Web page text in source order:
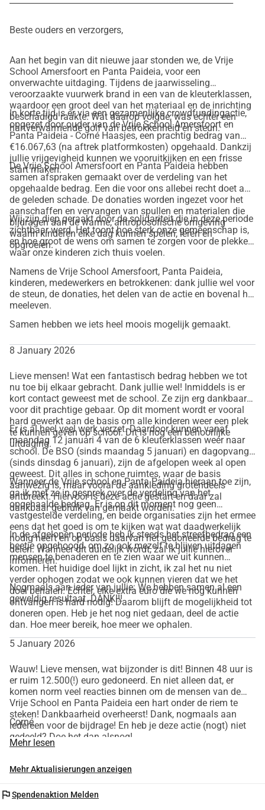
Ein großer Teil wird sicherlich von der Versicherung
möglicherweise keinen (weiteren) Wert mehr.
  Spielzeug
  Lernmaterialien
  Vorlesebücher
  Einrichtung
  Schlafutensilien
  Dekoration
Jeder Euro ermöglicht es sowohl der Schule als auch der
Kinderbetreuung, einen Neuanfang zu machen.
Gemeinsam können wir dafür sorgen, dass unsere Kinder
wieder an einen Ort kommen, an dem sie sich sicher und
willkommen fühlen.
Was bitte ich dich?
1. Spende, was du entbehren kannst: groß oder klein, alles
hilft.
2. Teile diese Aktion mit Freunden, Familie und Kollegen. Je
mehr Menschen wissen, was passiert ist, desto mehr
können wir für unsere Kinder bewirken.
Hilf, aus diesem schwarzen Kapitel ein neues Kapitel zu
machen.
deinen Beitrag bedanken!
Corné
Beste ouders en verzorgers,
Aan het begin van dit nieuwe jaar stonden we, de Vrije
School Amersfoort en Panta Paideia, voor een
onverwachte uitdaging. Tijdens de jaarwisseling
veroorzaakte vuurwerk brand in een van de kleuterklassen,
waardoor een groot deel van het materiaal en de inrichting
beschadigd raakte. Wat daarop volgde, was echter een
hartverwarmende golf van betrokkenheid en steun.
In korte tijd is er via een gezamenlijke crowdfundingactie,
opgezet door ouder van de Vrije School Amersfoort en
Panta Paideia - Corné Haasjes, een prachtig bedrag van
€16.067,63 (na aftrek platformkosten) opgehaald. Dankzij
jullie vrijgevigheid kunnen we vooruitkijken en een frisse
start maken.
De Vrije School Amersfoort en Panta Paideia hebben
samen afspraken gemaakt over de verdeling van het
opgehaalde bedrag. Een die voor ons allebei recht doet aan
de geleden schade. De donaties worden ingezet voor het
aanschaffen en vervangen van spullen en materialen die
bijdragen aan de warme, antroposofische omgeving
waarin kinderen elke dag kunnen spelen, leren en
opgroeien.
Wij zijn diep geraakt door de solidariteit die in deze periode
zichtbaar werd. Het toont hoe sterk onze gemeenschap is,
en hoe groot de wens om samen te zorgen voor de plekken
waar onze kinderen zich thuis voelen.
Namens de Vrije School Amersfoort, Panta Paideia,
kinderen, medewerkers en betrokkenen: dank jullie wel voor
de steun, de donaties, het delen van de actie en bovenal het
meeleven.
Samen hebben we iets heel moois mogelijk gemaakt.
8 January 2026
Lieve mensen! Wat een fantastisch bedrag hebben we tot
nu toe bij elkaar gebracht. Dank jullie wel! Inmiddels is er
kort contact geweest met de school. Ze zijn erg dankbaar
voor dit prachtige gebaar. Op dit moment wordt er vooral
hard gewerkt aan de basis om alle kinderen weer een plek
te kunnen geven op school. Dit is nog een behoorlijke
uitdaging.
Er is al heel veel werk verzet. Daardoor kunnen vanaf
maandag 12 januari 4 van de 6 kleuterklassen weer naar
school. De BSO (sinds maandag 5 januari) en dagopvang
(sinds dinsdag 6 januari), zijn de afgelopen week al open
geweest. Dit alles in schone ruimtes, waar de basis
aanwezig is, maar vooral de aankleding grotendeels
ontbreekt. Hiervoor is deze actie gestart en daar zal
dankbaar gebruik van gemaakt worden.
Wanneer de Vrije school en Panta Paideia hieraan toe zijn,
ga ik met ze in gesprek over de verdeling van het
opgehaalde bedrag. Er is op dit moment nog geen
vastgestelde verdeling, en beide organisaties zijn het ermee
eens dat het goed is om te kijken wat wat daadwerkelijk
nodig heeft en op basis daarvan het gedoneerde bedrag te
delen. Wanneer dit duidelijk wordt, zal ik jullie hierover
informeren.
In de afgelopen periode heb ik steeds het streefbedrag een
beetje opgehoogd, om zo ook mezelf te blijven uitdagen
mensen te benaderen en te zien waar we uit kunnen
komen. Het huidige doel lijkt in zicht, ik zal het nu niet
verder ophogen zodat we ook kunnen vieren dat we het
doel behalen. Echter, elke extra euro die we nog kunnen
ontvangen is hard nodig! Daarom blijft de mogelijkheid tot
doneren open. Heb je het nog niet gedaan, deel de actie
dan. Hoe meer bereik, hoe meer we ophalen.
Nogmaals aan ieder van jullie: We hebben samen al een
geweldig resultaat. DANK!!!
5 January 2026
Wauw! Lieve mensen, wat bijzonder is dit! Binnen 48 uur is
er ruim 12.500(!) euro gedoneerd. En niet alleen dat, er
komen norm veel reacties binnen om de mensen van de
Vrije School en Panta Paideia een hart onder de riem te
steken! Dankbaarheid overheerst! Dank, nogmaals aan
iedereen voor de bijdrage! En heb je deze actie (nogt) niet
gedeeld? Doe het dan alsnog!
Corné
Mehr lesen
Mehr Aktualisierungen anzeigen
flagSpendenaktion Melden